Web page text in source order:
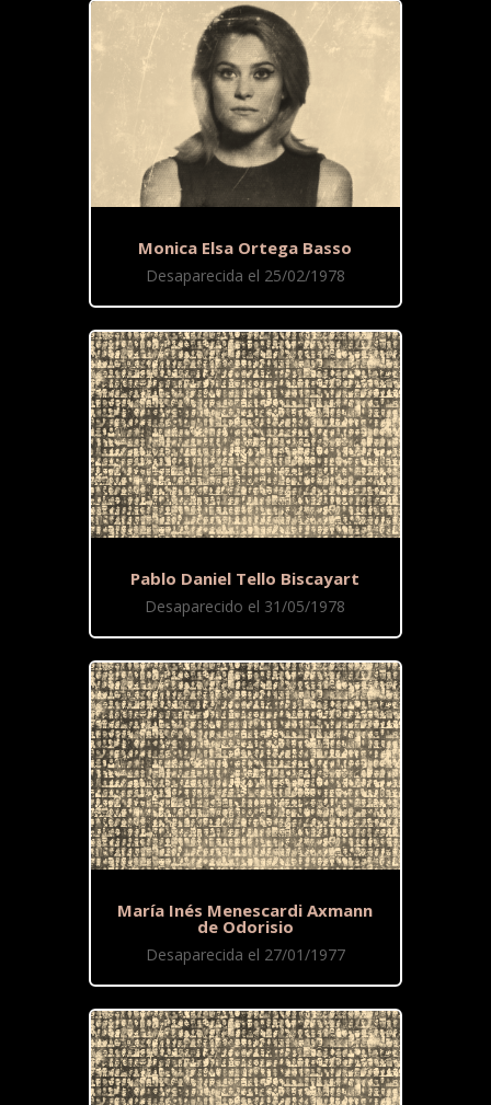
Monica Elsa Ortega Basso
Desaparecida el 25/02/1978
Pablo Daniel Tello Biscayart
Desaparecido el 31/05/1978
María Inés Menescardi Axmann
de Odorisio
Desaparecida el 27/01/1977